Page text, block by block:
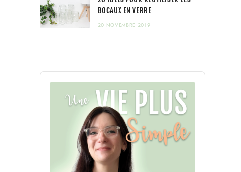
BOCAUX EN VERRE
20 NOVEMBRE 2019
Audio
Player